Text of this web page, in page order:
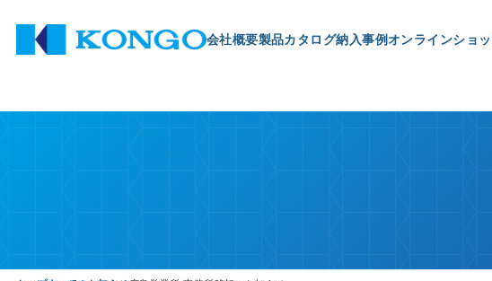
会社概要製品カタログ納入事例オンラインショ